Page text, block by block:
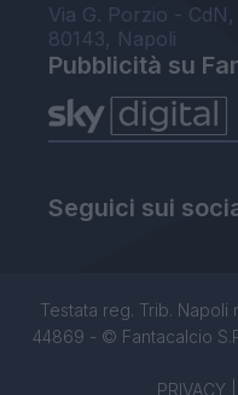
Via G. Porzio -
80143, Napoli
Pubblicità su
Seguici sui
Testata reg. Trib. Napoli
44869 - © Fantacalcio
PRIVACY|